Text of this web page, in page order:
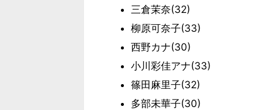
三倉茉奈(32)
柳原可奈子(33)
西野カナ(30)
小川彩佳アナ(33)
篠田麻里子(32)
多部未華子(30)